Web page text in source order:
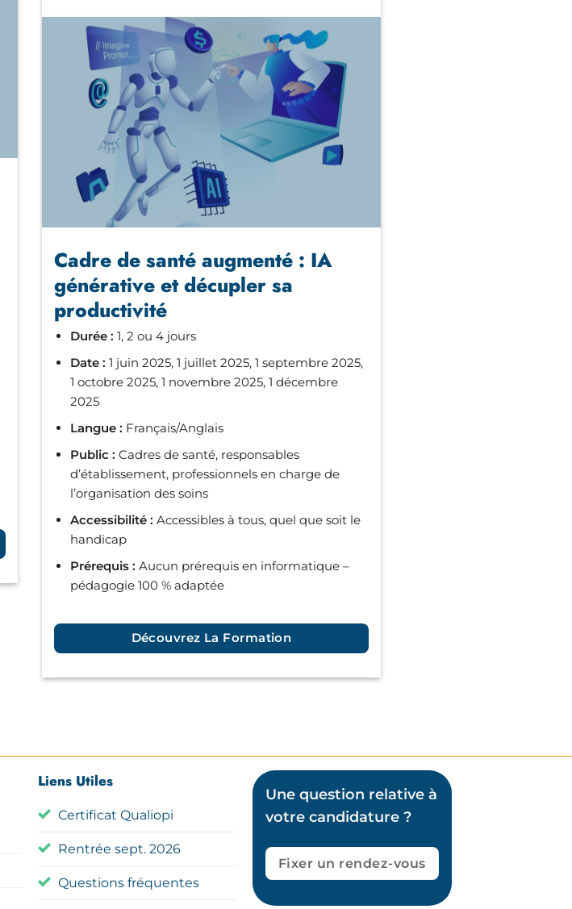
Cadre de santé augmenté : IA
générative et décupler sa
productivité
Durée : 1, 2 ou 4 jours
Date : 1 juin 2025, 1 juillet 2025, 1 septembre 2025,
1 octobre 2025, 1 novembre 2025, 1 décembre
2025
Langue : Français/Anglais
Public : Cadres de santé, responsables
d’établissement, professionnels en charge de
l’organisation des soins
Accessibilité : Accessibles à tous, quel que soit le
handicap
Prérequis : Aucun prérequis en informatique –
pédagogie 100 % adaptée
Découvrez La Formation
Liens Utiles
Certificat Qualiopi
Rentrée sept. 2026
Questions fréquentes
Une question relative à
votre candidature ?
Fixer un rendez-vous